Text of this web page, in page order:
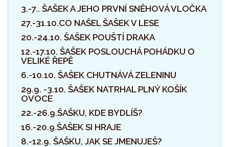
3.-7.. ŠAŠEK A JEHO PRVNÍ SNĚHOVÁ VLOČKA
27.-31.10.CO NAŠEL ŠAŠEK V LESE
20.-24.10. ŠAŠEK POUŠTÍ DRAKA
12.-17.10. ŠAŠEK POSLOUCHÁ POHÁDKU O
VELIKÉ ŘEPĚ
6.-10.10. ŠAŠEK CHUTNÁVÁ ZELENINU
29.9. -3.10. ŠAŠEK NATRHAL PLNÝ KOŠÍK
OVOCE
22.-26.9.ŠAŠKU, KDE BYDLÍŠ?
16.-20.9.ŠAŠEK SI HRAJE
8.-12.9. ŠAŠKU, JAK SE JMENUJEŠ?